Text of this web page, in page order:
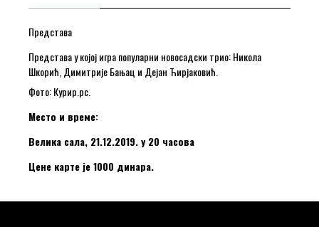
Представа
Представа у којој игра популарни новосадски трио: Никола
Шкорић, Димитрије Бањац и Дејан Ћирјаковић.
Фото: Курир.рс.
Место и време:
Велика сала, 21.12.2019. у 20 часова
Цене карте је 1000 динара.